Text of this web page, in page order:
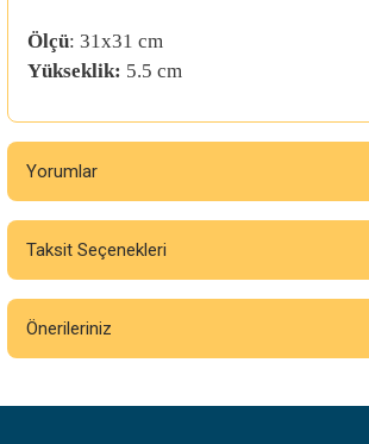
Ölçü: 31x31 cm
Yükseklik: 5.5 cm
Yorumlar
Bu ürüne ilk yorumu siz yapın!
Taksit Seçenekleri
Önerileriniz